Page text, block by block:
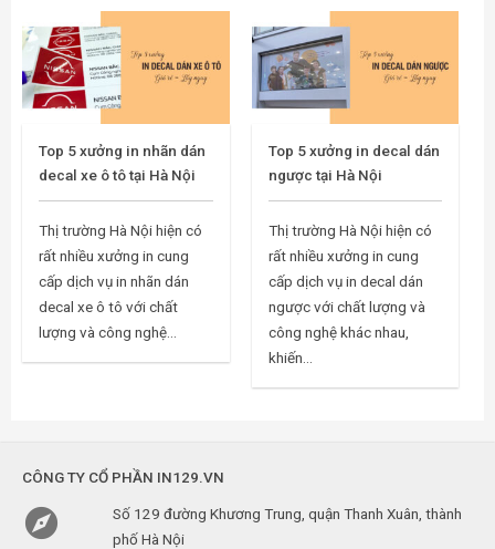
Top 5 xưởng in nhãn dán
decal xe ô tô tại Hà Nội
Thị trường Hà Nội hiện có
rất nhiều xưởng in cung
cấp dịch vụ in nhãn dán
decal xe ô tô với chất
lượng và công nghệ...
Top 5 xưởng in decal dán
ngược tại Hà Nội
Thị trường Hà Nội hiện có
rất nhiều xưởng in cung
cấp dịch vụ in decal dán
ngược với chất lượng và
công nghệ khác nhau,
khiến...
CÔNG TY CỔ PHẦN IN129.VN

Số 129 đường Khương Trung, quận Thanh Xuân, thành
phố Hà Nội